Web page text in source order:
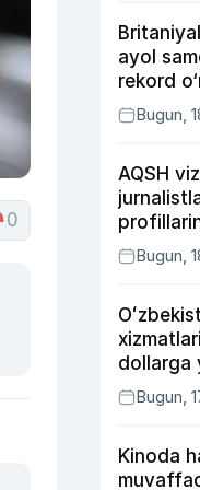
0
ayol
rekord
Bugun,
AQSH
etilishi
Bugun,
dollarga
Bugun,
Kinoda